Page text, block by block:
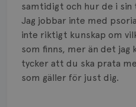
samtidigt och hur de i sin
Jag jobbar inte med
inte riktigt kunskap om
som finns, mer än det jag
tycker att du ska prata
som gäller för just dig.